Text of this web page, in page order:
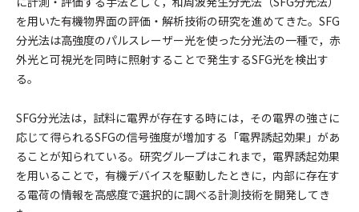
を⽤いた有機物界⾯の評価・解析技術の研究を進めてきた。SFG
分光法は⾼強度のパルスレーザー光を使った分光法の⼀種で，⾚
外光と可視光を同時に照射することで発⽣するSFG光を検出す
る。
SFG分光法は，試料に電界が存在する時には，その電界の強さに
応じて得られるSFGの信号強度が増加する「電界誘起効果」があ
ることが知られている。研究グループはこれまで，電界誘起効果
を⽤いることで，有機デバイスを駆動したときに，内部に存在す
る電荷の情報を⾼感度で選択的に調べる計測技術を開発してき